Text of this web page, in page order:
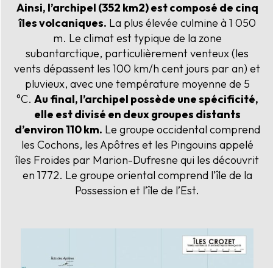
Ainsi, l’archipel (352 km2) est composé de cinq
îles volcaniques. La plus élevée culmine à 1 050
m. Le climat est typique de la zone
subantarctique, particulièrement venteux (les
vents dépassent les 100 km/h cent jours par an) et
pluvieux, avec une température moyenne de 5
°C. Au final, l’archipel possède une spécificité,
elle est divisé en deux groupes distants
d’environ 110 km. Le groupe occidental comprend
les Cochons, les Apôtres et les Pingouins appelé
îles Froides par Marion-Dufresne qui les découvrit
en 1772. Le groupe oriental comprend l’île de la
Possession et l’île de l’Est.